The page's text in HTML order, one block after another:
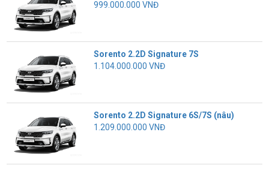
999.000.000 VNĐ
Sorento 2.2D Signature 7S
1.104.000.000 VNĐ
Sorento 2.2D Signature 6S/7S (nâu)
1.209.000.000 VNĐ